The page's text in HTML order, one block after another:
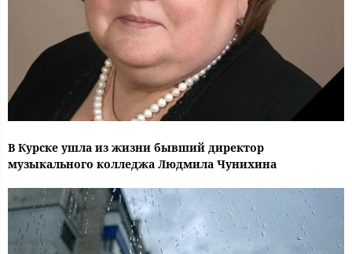
В Курске ушла из жизни бывший директор
музыкального колледжа Людмила Чунихина